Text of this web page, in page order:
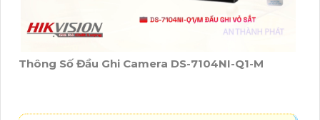
Thông Số Đầu Ghi Camera DS-7104NI-Q1-M